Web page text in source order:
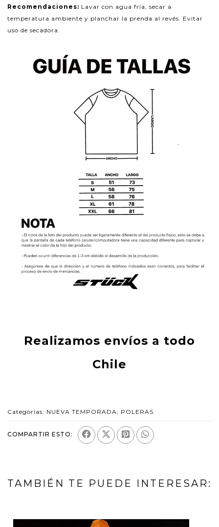
Recomendaciones: Lavar con agua fría, secar a
temperatura ambiente y planchar la prenda al revés. Evitar
uso de secadora.
Realizamos envíos a todo
Chile
Categorías: NUEVA TEMPORADA, POLERAS
COMPARTIR ESTO:
TAMBIÉN TE PUEDE INTERESAR: